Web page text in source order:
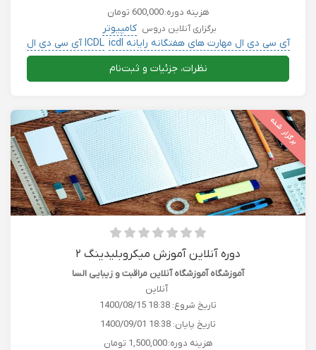
هزینه دوره:600,000 تومان
برگزاری آنلاین دروس کامپیوتر
آی سی دی ال مهارت های هفتگانه رایانه icdl
ICDL آی سی دی ال
کسب و کار کامپیوتر حسابداری بورس کریپتو
نظرات، جزئیات و ثبت‌نام
برگزار شده
دوره آنلاین آموزش میکروبلیدینگ ۲
آموزشگاه آموزشگاه آنلاین مراقبت و زیبایی السا
آنلاین
تاریخ شروع: 1400/08/15 18:38
تاریخ پایان: 1400/09/01 18:38
هزینه دوره:1,500,000 تومان